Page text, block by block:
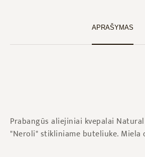
APRAŠYMAS
Prabangūs aliejiniai kvepalai
"Neroli" stikliniame buteliuke. Miela